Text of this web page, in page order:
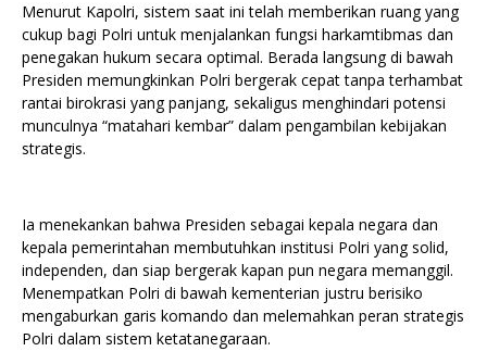
Menurut Kapolri, sistem saat ini telah memberikan ruang yang
cukup bagi Polri untuk menjalankan fungsi harkamtibmas dan
penegakan hukum secara optimal. Berada langsung di bawah
Presiden memungkinkan Polri bergerak cepat tanpa terhambat
rantai birokrasi yang panjang, sekaligus menghindari potensi
munculnya “matahari kembar” dalam pengambilan kebijakan
strategis.
Ia menekankan bahwa Presiden sebagai kepala negara dan
kepala pemerintahan membutuhkan institusi Polri yang solid,
independen, dan siap bergerak kapan pun negara memanggil.
Menempatkan Polri di bawah kementerian justru berisiko
mengaburkan garis komando dan melemahkan peran strategis
Polri dalam sistem ketatanegaraan.